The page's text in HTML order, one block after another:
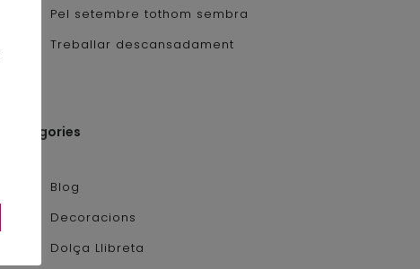
Pel setembre tothom sembra
Treballar descansadament
Categories
Blog
Decoracions
Dolça Llibreta